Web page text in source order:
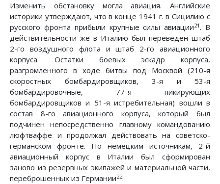
Изменить обстановку могла авиация. Английские
историки утверждают, что в конце 1941 г. в Сицилию с
русского фронта прибыли крупные силы авиации21. В
действительности же в Италию был переведен штаб
2-го воздушного флота и штаб 2-го авиационного
корпуса. Остатки боевых эскадр корпуса,
разгромленного в ходе битвы под Москвой (210-я
скоростных бомбардировщиков, 3-я и 53-я
бомбардировочные, 77-я пикирующих
бомбардировщиков и 51-я истребительная) вошли в
состав 8-го авиационного корпуса, который был
подчинен непосредственно главному командованию
люфтваффе и продолжал действовать на советско-
германском фронте. По немецким источникам, 2-й
авиационный корпус в Италии был сформирован
заново из резервных экипажей и материальной части,
переброшенных из Германии22.